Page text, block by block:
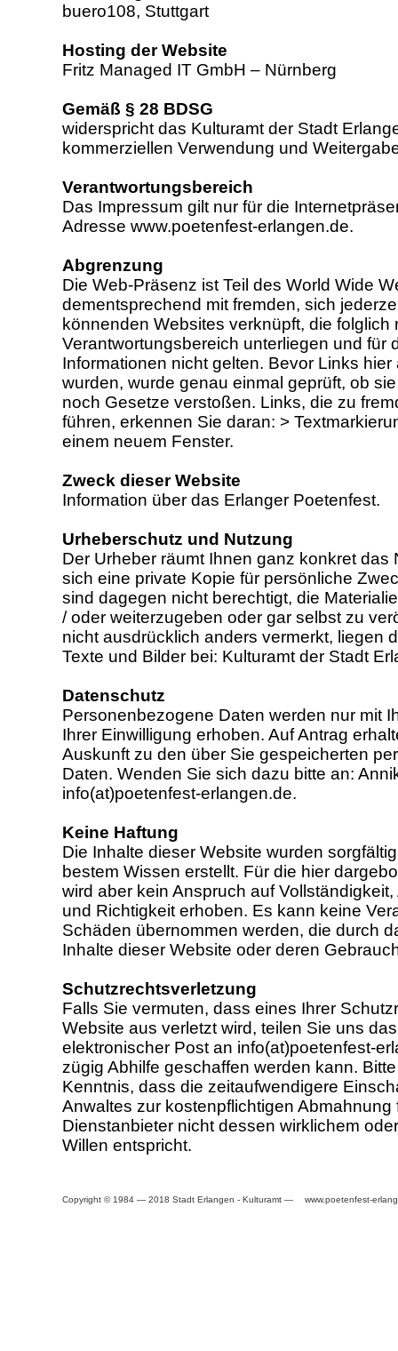
buero108, Stuttgart
Hosting der Website
Fritz Managed IT GmbH – Nürnberg
Gemäß § 28 BDSG
widerspricht das Kulturamt der Stadt
kommerziellen Verwendung und
Verantwortungsbereich
Das Impressum gilt nur für die
Adresse www.poetenfest-erlangen.de.
Abgrenzung
Die Web-Präsenz ist Teil des World Wide
dementsprechend mit fremden, sich
könnenden Websites verknüpft, die folglich
Verantwortungsbereich unterliegen und für
Informationen nicht gelten. Bevor Links
wurden, wurde genau einmal geprüft, ob
noch Gesetze verstoßen. Links, die zu
führen, erkennen Sie daran: >
einem neuem Fenster.
Zweck dieser Website
Information über das Erlanger Poetenfest.
Urheberschutz und Nutzung
Der Urheber räumt Ihnen ganz konkret das
sich eine private Kopie für persönliche
sind dagegen nicht berechtigt, die
/ oder weiterzugeben oder gar selbst zu
nicht ausdrücklich anders vermerkt, liegen
Texte und Bilder bei: Kulturamt der Stadt
Datenschutz
Personenbezogene Daten werden nur mit
Ihrer Einwilligung erhoben. Auf Antrag
Auskunft zu den über Sie gespeicherten
Daten. Wenden Sie sich dazu bitte an:
info(at)poetenfest-erlangen.de.
Keine Haftung
Die Inhalte dieser Website wurden
bestem Wissen erstellt. Für die hier
wird aber kein Anspruch auf
und Richtigkeit erhoben. Es kann keine
Schäden übernommen werden, die durch
Inhalte dieser Website oder deren
Schutzrechtsverletzung
Falls Sie vermuten, dass eines Ihrer
Website aus verletzt wird, teilen Sie uns
elektronischer Post an info(at)poetenfest-
zügig Abhilfe geschaffen werden kann.
Kenntnis, dass die zeitaufwendigere
Anwaltes zur kostenpflichtigen Abmahnung
Dienstanbieter nicht dessen wirklichem
Willen entspricht.
Copyright © 1984 — 2018 Stadt Erlangen - Kulturamt — www.poetenfest-